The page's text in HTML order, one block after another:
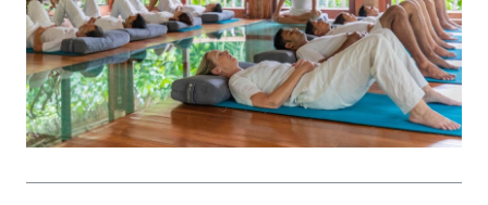
Подробнее
27 апреля 2026
ПОЛНАЯ ПЕРЕЗАГРУЗКА: JUMEIRAH BALI,
ПРЯМОЙ ПЕРЕЛЁТ